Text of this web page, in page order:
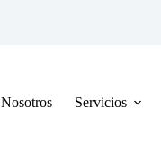
Nosotros Servicios